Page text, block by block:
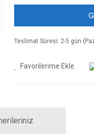
Teslimat Süresi: 2-5 gün